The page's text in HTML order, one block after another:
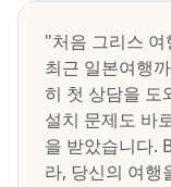
"처음 그리스
최근 일본여행
히 첫 상담을 도
설치 문제도 바
을 받았습니다.
라, 당신의 여행